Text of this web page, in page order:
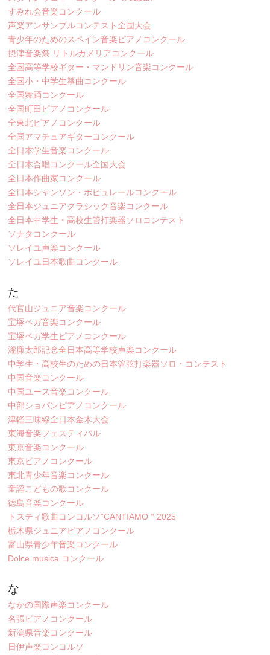
すみれ会音楽コンクール
声楽アンサンブルコンテスト全国大会
青少年のためのスペイン音楽ピアノコンクール
摂津音楽祭 リトルカメリアコンクール
全国高等学校ギター・マンドリン音楽コンクール
全国小・中学生箏曲コンクール
全国舞踊コンクール
全国町田ピアノコンクール
全東北ピアノコンクール
全国アマチュアギターコンクール
全日本学生音楽コンクール
全日本合唱コンクール全国大会
全日本作曲家コンクール
全日本シャンソン・ポピュレールコンクール
全日本ジュニアクラシック音楽コンクール
全日本中学生・高校生管打楽器ソロコンテスト
ソナタコンクール
ソレイユ声楽コンクール
ソレイユ日本歌曲コンクール
た
代官山ジュニア音楽コンクール
宝塚ベガ音楽コンクール
宝塚ベガ学生ピアノコンクール
瀧廉太郎記念全日本高等学校声楽コンクール
中学生・高校生のための日本管弦打楽器ソロ・コンテスト
中国音楽コンクール
中国ユース音楽コンクール
中部ショパンピアノコンクール
津軽三味線全日本金木大会
東海音楽フェスティバル
東京音楽コンクール
東京ピアノコンクール
東北青少年音楽コンクール
童謡こどもの歌コンクール
徳島音楽コンクール
トスティ歌曲コンコルソ”CANTIAMO＂2025
栃木県ジュニアピアノコンクール
富山県青少年音楽コンクール
Dolce musica コンクール
な
なかの国際声楽コンクール
名張ピアノコンクール
新潟県音楽コンクール
日伊声楽コンコルソ